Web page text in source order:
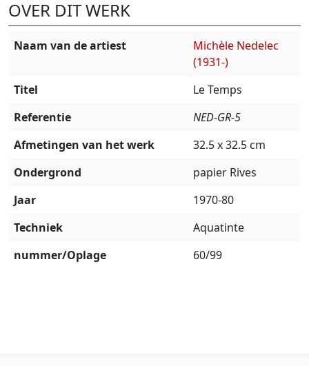
OVER DIT WERK
Naam van de artiest
Michèle Nedelec
(1931-)
Titel
Le Temps
Referentie
NED-GR-5
Afmetingen van het werk
32.5 x 32.5 cm
Ondergrond
papier Rives
Jaar
1970-80
Techniek
Aquatinte
nummer/Oplage
60/99